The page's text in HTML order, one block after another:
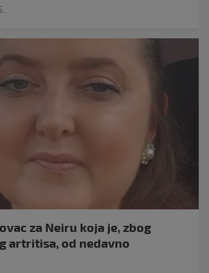
za Neiru koja je, zbog
artritisa, od nedavno